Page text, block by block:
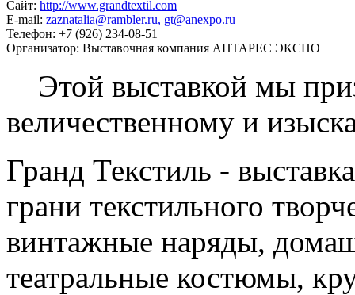
Сайт: http://www.grandtextil.com
E-mail: zaznatalia@rambler.ru, gt@anexpo.ru
Телефон: +7 (926) 234-08-51
Организатор: Выставочная компания АНТАРЕС ЭКСПО
Этой выставкой мы
величественному и
Гранд Текстиль -
грани текстильного
винтажные наряды,
театральные костюмы,